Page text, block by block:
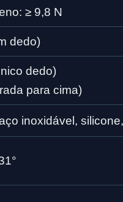
≥ 9,8 N
dedo)
dedo)
para cima)
inoxidável,